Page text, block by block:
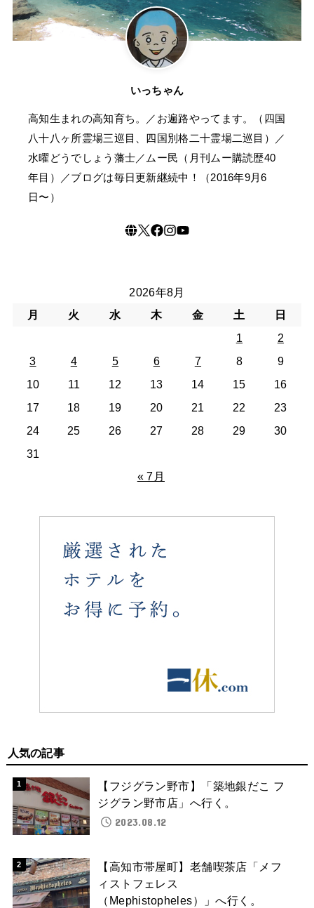
いっちゃん
高知生まれの高知育ち。／お遍路やってます。（四国
八十八ヶ所霊場三巡目、四国別格二十霊場二巡目）／
水曜どうでしょう藩士／ムー民（月刊ムー購読歴40
年目）／ブログは毎日更新継続中！（2016年9月6
日〜）
2026年8月
月
火 水 木 金 土
日
1
2
3
4 5 6 7 8
9
10
11 12 13 14 15
16
17
18 19 20 21 22
23
24
25 26 27 28 29
30
31
« 7月
人気の記事
【フジグラン野市】「築地銀だこ フ
ジグラン野市店」へ行く。
2023.08.12
【高知市帯屋町】老舗喫茶店「メフ
ィストフェレス
（Mephistopheles）」へ行く。